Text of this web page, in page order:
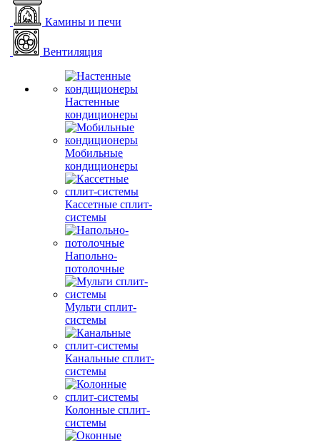
Камины и печи
Вентиляция
Настенные
кондиционеры
Мобильные
кондиционеры
Кассетные сплит-
системы
Напольно-
потолочные
Мульти сплит-
системы
Канальные сплит-
системы
Колонные сплит-
системы